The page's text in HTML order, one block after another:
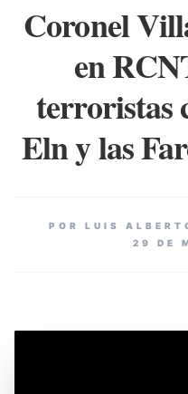
Coronel
en
terroristas
Eln y las
POR LUIS
29 DE